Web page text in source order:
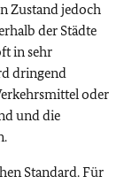
Zustand jedoch
der Städte
in sehr
dringend
oder
und die
Standard. Für